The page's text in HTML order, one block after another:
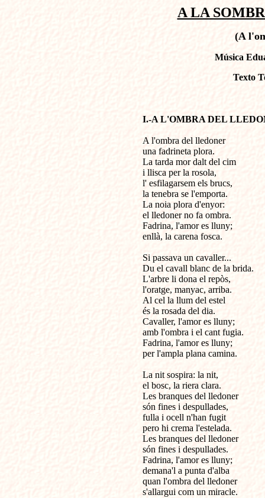
A LA
(A
Música
Texto
I.-A L'OMBRA DEL
A l'ombra del lledoner
una fadrineta plora.
La tarda mor dalt del cim
i llisca per la rosola,
l' esfilagarsem els brucs,
la tenebra se l'emporta.
La noia plora d'enyor:
el lledoner no fa ombra.
Fadrina, l'amor es lluny;
enllà, la carena fosca.
Si passava un cavaller...
Du el cavall blanc de la brida.
L'arbre li dona el repòs,
l'oratge, manyac, arriba.
Al cel la llum del estel
és la rosada del dia.
Cavaller, l'amor es lluny;
amb l'ombra i el cant fugia.
Fadrina, l'amor es lluny;
per l'ampla plana camina.
La nit sospira: la nit,
el bosc, la riera clara.
Les branques del lledoner
són fines i despullades,
fulla i ocell n'han fugit
pero hi crema l'estelada.
Les branques del lledoner
són fines i despullades.
Fadrina, l'amor es lluny;
demana'l a punta d'alba
quan l'ombra del lledoner
s'allargui com un miracle.